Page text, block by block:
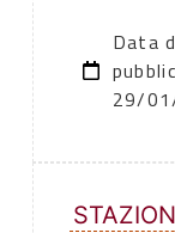
Data
29/